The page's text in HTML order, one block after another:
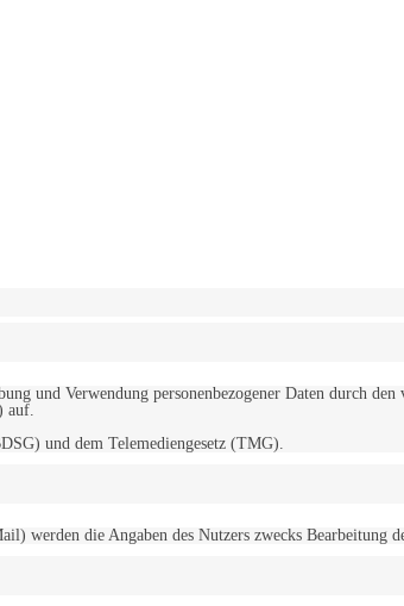
und Verwendung personenbezogener Daten
auf.
und dem Telemediengesetz (TMG).
die Angaben des Nutzers zwecks Bearbeitung